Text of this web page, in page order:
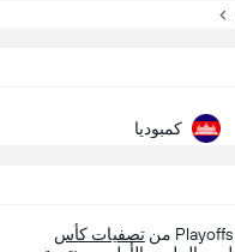
كمبوديا
تصفيات كأس